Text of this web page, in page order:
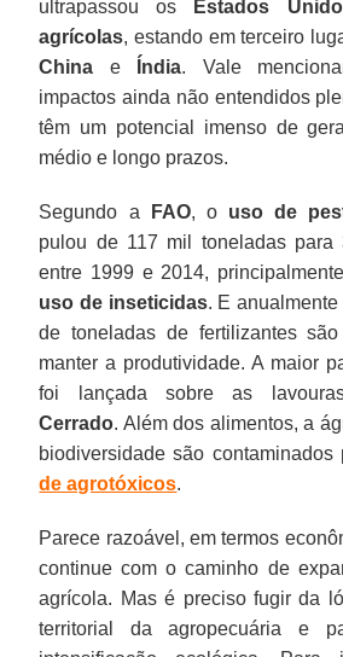
ultrapassou os Estados
agrícolas, estando em terceiro
China e Índia. Vale
impactos ainda não entendidos
têm um potencial imenso de
médio e longo prazos.
Segundo a FAO, o uso de
pulou de 117 mil toneladas para
entre 1999 e 2014,
uso de inseticidas. E
de toneladas de fertilizantes
manter a produtividade. A maior
foi lançada sobre as
Cerrado. Além dos alimentos, a
biodiversidade são contaminados
de agrotóxicos.
Parece razoável, em termos
continue com o caminho de
agrícola. Mas é preciso fugir da
territorial da agropecuária e